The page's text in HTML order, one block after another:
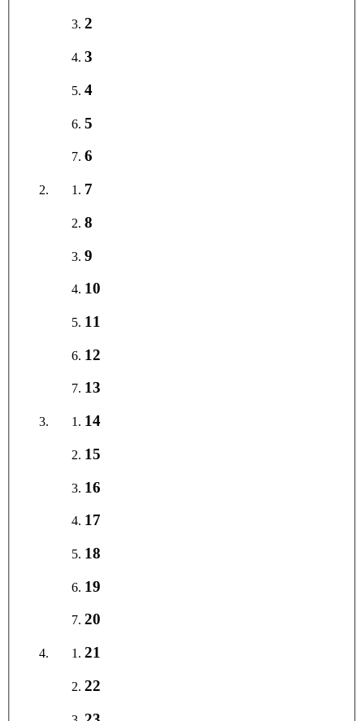
2
3
4
5
6
7
8
9
10
11
12
13
14
15
16
17
18
19
20
21
22